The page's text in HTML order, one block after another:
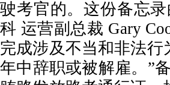
驶考官的。这份备忘
科 运营副总裁 Gary
完成涉及不当和非法
年中辞职或被解雇。”